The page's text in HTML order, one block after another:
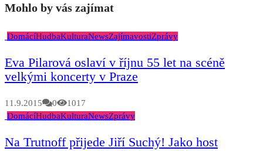
Mohlo by vás zajímat
DomácíHudbaKulturaNewsZajímavostiZprávy
Eva Pilarová oslaví v říjnu 55 let na scéně
velkými koncerty v Praze
11.9.2015 0
1017
DomácíHudbaKulturaNewsZprávy
Na Trutnoff přijede Jiří Suchý! Jako host